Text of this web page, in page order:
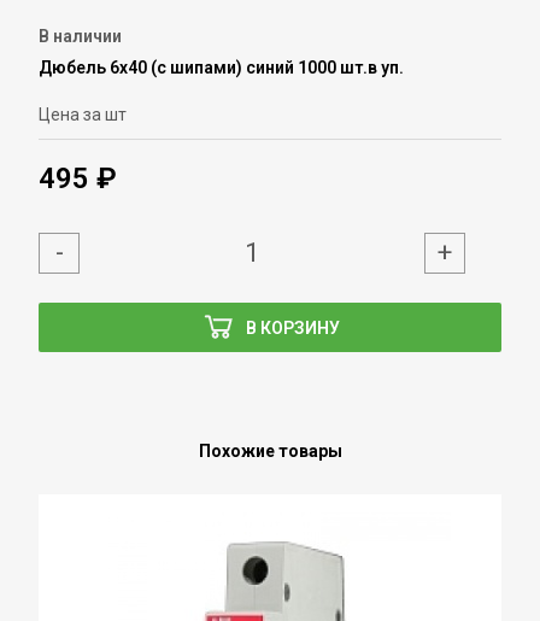
В наличии
Дюбель 6х40 (с шипами) синий 1000 шт.в уп.
Цена за шт
495 ₽
В КОРЗИНУ
- +
Похожие товары